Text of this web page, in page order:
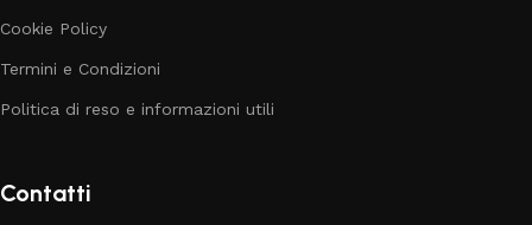
Cookie Policy
Termini e Condizioni
Politica di reso e informazioni utili
Contatti